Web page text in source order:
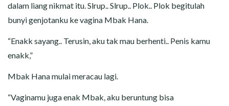
dalam liang nikmat itu. Slrup.. Slrup.. Plok.. Plok begitulah
bunyi genjotanku ke vagina Mbak Hana.
“Enakk sayang.. Terusin, aku tak mau berhenti.. Penis kamu
enakk,”
Mbak Hana mulai meracau lagi.
“Vaginamu juga enak Mbak, aku beruntung bisa